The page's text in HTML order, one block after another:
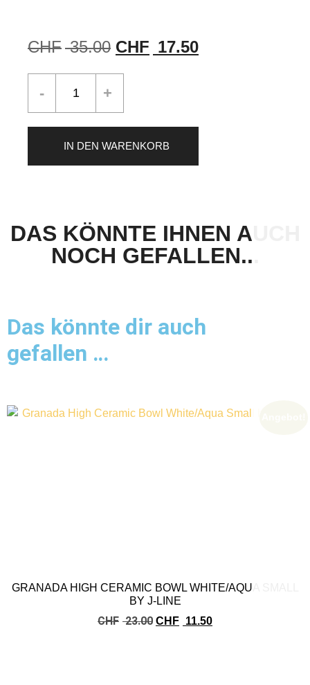
CHF35.00 CHF 17.50
IN DEN WARENKORB
DAS KÖNNTE IHNEN AUCH
NOCH GEFALLEN...
Das könnte dir auch
gefallen …
GRANADA HIGH CERAMIC BOWL WHITE/AQUA SMALL
BY J-LINE
CHF 23.00 CHF 11.50